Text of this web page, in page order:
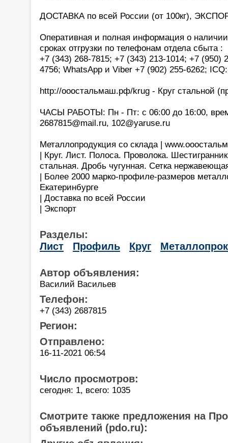
ДОСТАВКА по всей России (от 100кг),
Оперативная и полная информация о
сроках отгрузки по телефонам отдела сбыта :
+7 (343) 268-7815; +7 (343) 213-1014; +7 (950)
4756; WhatsApp и Viber +7 (902) 255-6262;
http://ооостальмаш.рф/krug - Круг стальной
ЧАСЫ РАБОТЫ: Пн - Пт: с 06:00 до 16:00,
2687815@mail.ru, 102@yaruse.ru
Металлопродукция со склада |
| Круг. Лист. Полоса. Проволока.
стальная. Дробь чугунная. Сетка
| Более 2000 марко-профиле-размеров
Екатеринбурге
| Доставка по всей России
| Экспорт
Разделы:
Лист
Профиль Круг
Автор объявления:
Василий Васильев
Телефон:
+7 (343) 2687815
Регион:
Отправлено:
16-11-2021 06:54
Число просмотров:
сегодня: 1, всего: 1035
Смотрите также предложения на
объявлений (pdo.ru):